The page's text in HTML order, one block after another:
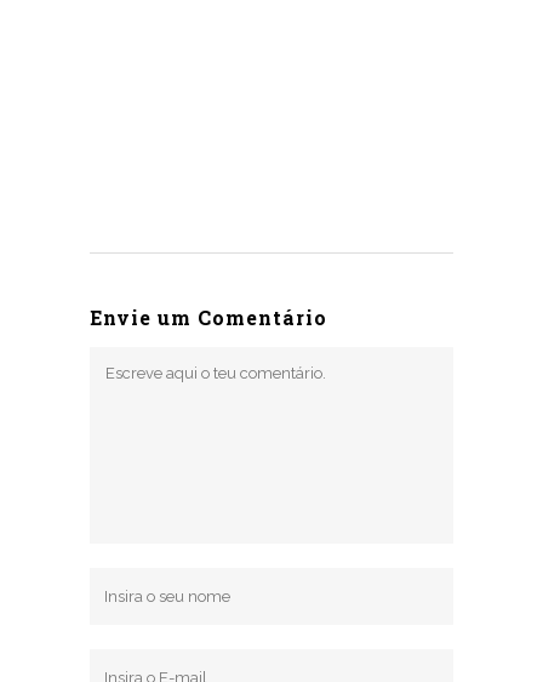
Envie um Comentário